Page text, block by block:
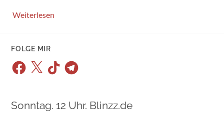
Weiterlesen
FOLGE MIR
Facebook
X TikTokTelegram
Sonntag. 12 Uhr. Blinzz.de